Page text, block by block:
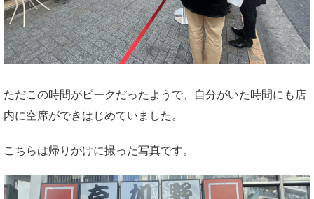
ただこの時間がピークだったようで、自分がいた時間にも店
内に空席ができはじめていました。
こちらは帰りがけに撮った写真です。